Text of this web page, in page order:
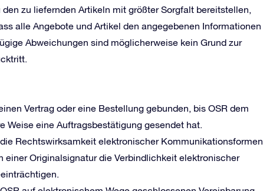
zu liefernden Artikeln mit größter Sorgfalt bereitstellen,
alle Angebote und Artikel den angegebenen Informationen
Abweichungen sind möglicherweise kein Grund zur
Vertrag oder eine Bestellung gebunden, bis OSR dem
Weise eine Auftragsbestätigung gesendet hat.
Rechtswirksamkeit elektronischer Kommunikationsformen
einer Originalsignatur die Verbindlichkeit elektronischer